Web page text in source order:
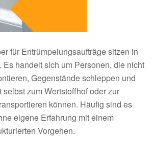
für Entrümpelungsaufträge sitzen in
handelt sich um Personen, die nicht
Gegenstände schleppen und
zum Wertstoffhof oder zur
können. Häufig sind es
eigene Erfahrung mit einem
Vorgehen.